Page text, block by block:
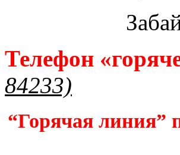
Телефон
84233)
“Горячая линия”